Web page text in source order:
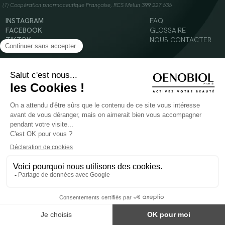
(1) Coopération pharmaceutique Française, RCS Melun 399 227 636
INSTAGRAM
FACEBOOK
TIKTOK
YOUTUBE
FAQ
GLOSSAIRE
NOUS CONTACTER
© 2024 Oenobiol Paris
Mentions légales
Politique en matière de cookies
POUR VOTRE SANTÉ, MANGEZ AU MOINS CINQ FRUITS ET LÉGUMES PAR JOUR -
Les complément alimentaires doivent être utilisés dans le cadre d'un mode de vie sain et
ne pas être utilisés comme substituts d'un régimes alimentaire varié et équilibré.